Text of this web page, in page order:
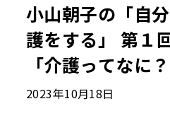
小山朝子の「自
護をする」 第１
「介護ってなに
たら……
2023年10月18日